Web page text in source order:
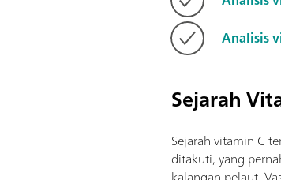
Analisis
Sejarah
Sejarah vitamin C
ditakuti, yang